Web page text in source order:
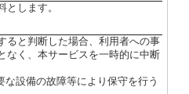
します。
ると判断した場合、利用者への事
なく、本サービスを一時的に中断
な設備の故障等により保守を行う